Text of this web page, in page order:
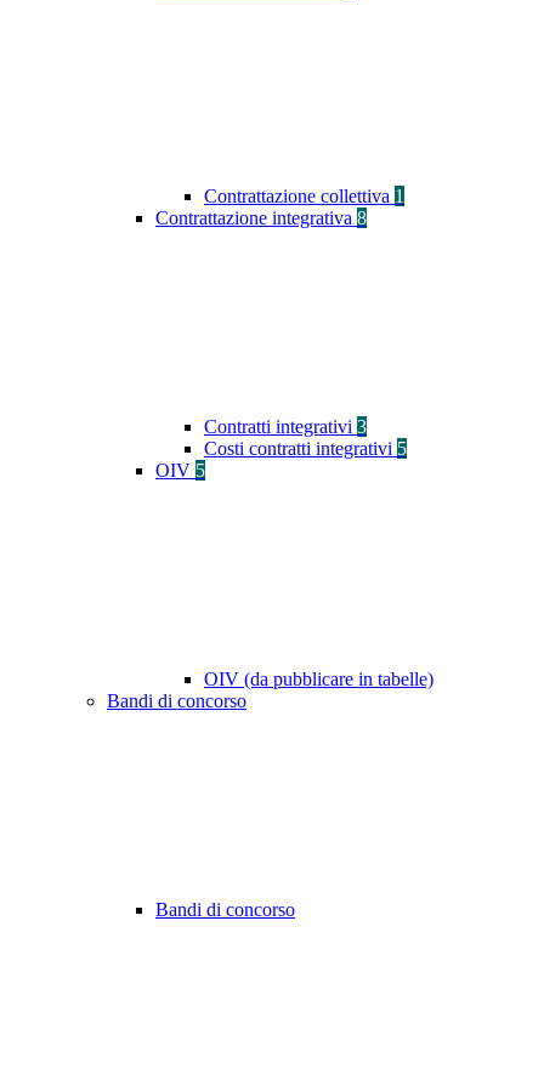
Contrattazione collettiva 1
Contrattazione integrativa 8
Contratti integrativi 3
Costi contratti integrativi 5
OIV 5
OIV (da pubblicare in tabelle)
Bandi di concorso
Bandi di concorso